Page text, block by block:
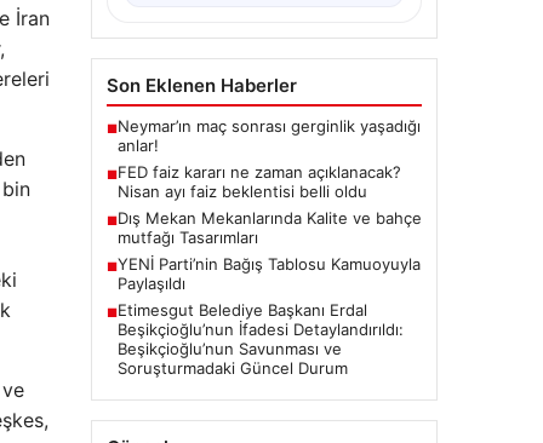
İran
Son Eklenen Haberler
Neymar’ın maç sonrası gerginlik yaşadığı
anlar!
FED faiz kararı ne zaman açıklanacak?
Nisan ayı faiz beklentisi belli oldu
Dış Mekan Mekanlarında Kalite ve bahçe
mutfağı Tasarımları
YENİ Parti’nin Bağış Tablosu Kamuoyuyla
Paylaşıldı
Etimesgut Belediye Başkanı Erdal
Beşikçioğlu’nun İfadesi Detaylandırıldı:
Soruşturmadaki Güncel Durum